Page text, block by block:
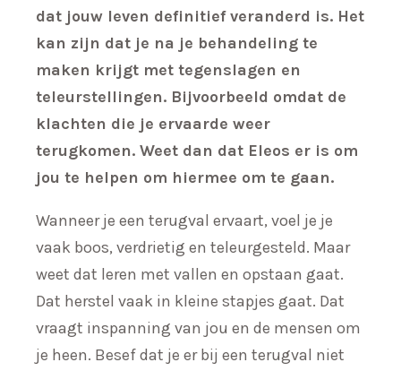
dat jouw leven definitief veranderd is. Het
kan zijn dat je na je behandeling te
maken krijgt met tegenslagen en
teleurstellingen. Bijvoorbeeld omdat de
klachten die je ervaarde weer
terugkomen. Weet dan dat Eleos er is om
jou te helpen om hiermee om te gaan.
Wanneer je een terugval ervaart, voel je je
vaak boos, verdrietig en teleurgesteld. Maar
weet dat leren met vallen en opstaan gaat.
Dat herstel vaak in kleine stapjes gaat. Dat
vraagt inspanning van jou en de mensen om
je heen. Besef dat je er bij een terugval niet